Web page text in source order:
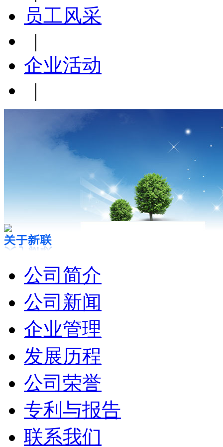
员工风采
|
企业活动
|
公司简介
公司新闻
企业管理
发展历程
公司荣誉
专利与报告
联系我们